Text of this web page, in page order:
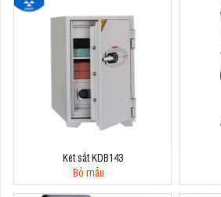
Két sắt KDB143
Bỏ mẫu